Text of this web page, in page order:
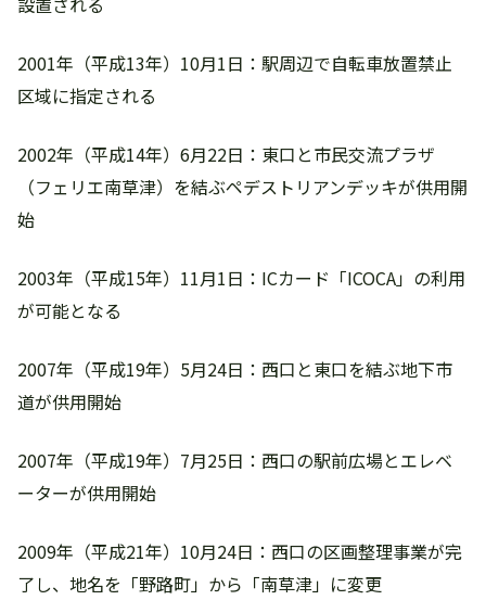
2001年（平成13年）10月1日：駅周辺で自転車放置禁止
区域に指定される
2002年（平成14年）6月22日：東口と市民交流プラザ
（フェリエ南草津）を結ぶペデストリアンデッキが供用開
始
2003年（平成15年）11月1日：ICカード「ICOCA」の利用
が可能となる
2007年（平成19年）5月24日：西口と東口を結ぶ地下市
道が供用開始
2007年（平成19年）7月25日：西口の駅前広場とエレベ
ーターが供用開始
2009年（平成21年）10月24日：西口の区画整理事業が完
了し、地名を「野路町」から「南草津」に変更